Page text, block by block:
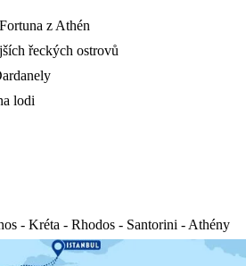
z Athén
řeckých ostrovů
lodi
- Kréta - Rhodos - Santorini - Athény